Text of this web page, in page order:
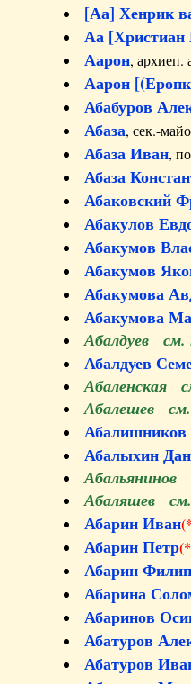
[Аа] Хенрик
Аа [Христиан
Аарон,
Аарон
Абабуров
Абаза, сек.-
Абаза Иван,
Абаза
Абаковский
Абакулов
Абакумов
Абакумов
Абакумова
Абакумова
Абалдуев
Абалдуев
Абаленская
Абалешев
Абалишников
Абалыхин
Абаляшев
Абарин Иван
Абарин Петр
Абарин
Абарина
Абаринов
Абатуров
Абатуров